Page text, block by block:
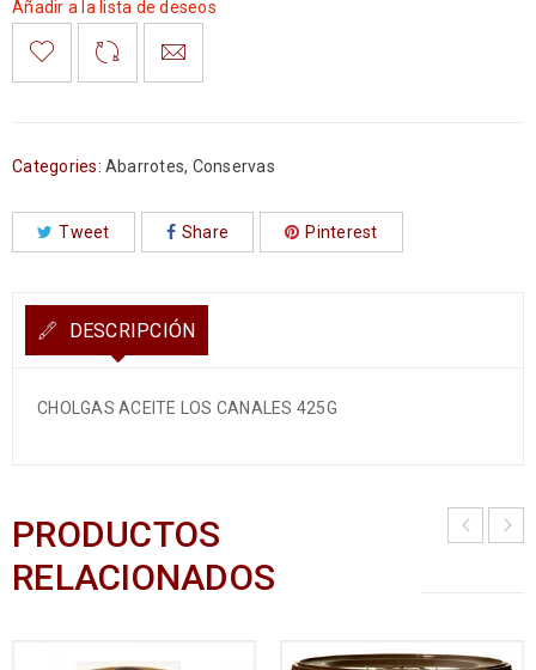
Añadir a la lista de deseos
Categories: Abarrotes, Conservas
Tweet Share Pinterest
DESCRIPCIÓN
CHOLGAS ACEITE LOS CANALES 425G
PRODUCTOS
RELACIONADOS